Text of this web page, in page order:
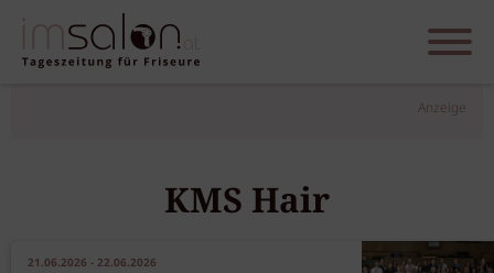
Anzeige
KMS Hair
21.06.2026 - 22.06.2026